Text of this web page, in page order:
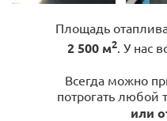
Площадь
2 500 м2. У нас
Всегда можно
потрогать любой
или